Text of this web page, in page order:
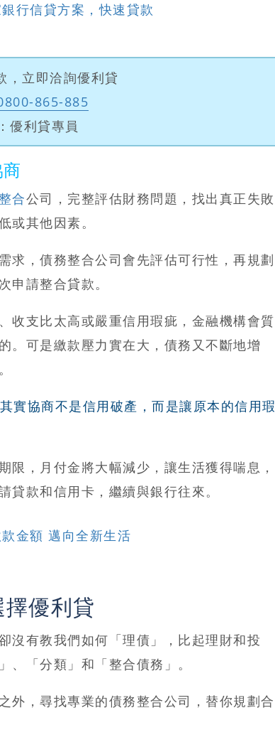
行信貸方案，快速貸款
，立即洽詢優利貸
865-885
優利貸專員
合公司，完整評估財務問題，找出真正失敗
或其他因素。
求， 債務整合公司會先評估可行性，再規劃
申請整合貸款。
收支比太高或嚴重信用瑕疵，金融機構會質
。可是繳款壓力實在大，債務又不斷地增
其實協商不是信用破產，而是讓原本的信用瑕
限，月付金將大幅減少 ，讓生活獲得喘息，
貸款和信用卡，繼續與銀行往來。
金額 邁向全新生活
優利貸
沒有教我們如何「理債」，比起理財和投
、「分類」和「整合債務」。
外，尋找專業的債務整合公司，替你規劃合